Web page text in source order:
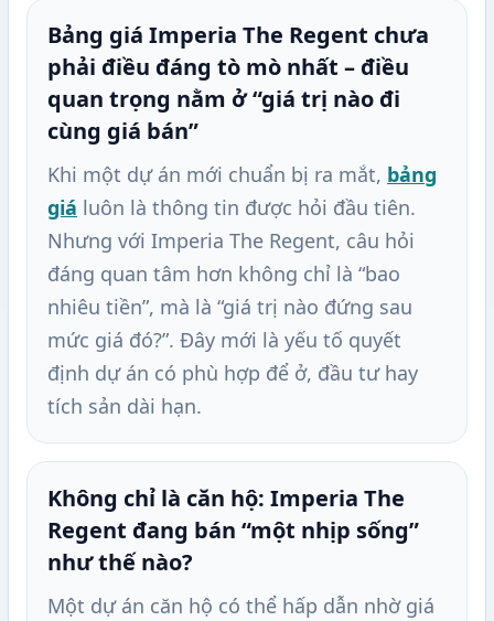
Bảng giá Imperia The Regent chưa
phải điều đáng tò mò nhất – điều
quan trọng nằm ở “giá trị nào đi
cùng giá bán”
Khi một dự án mới chuẩn bị ra mắt, bảng
giá luôn là thông tin được hỏi đầu tiên.
Nhưng với Imperia The Regent, câu hỏi
đáng quan tâm hơn không chỉ là “bao
nhiêu tiền”, mà là “giá trị nào đứng sau
mức giá đó?”. Đây mới là yếu tố quyết
định dự án có phù hợp để ở, đầu tư hay
tích sản dài hạn.
Không chỉ là căn hộ: Imperia The
Regent đang bán “một nhịp sống”
như thế nào?
Một dự án căn hộ có thể hấp dẫn nhờ giá